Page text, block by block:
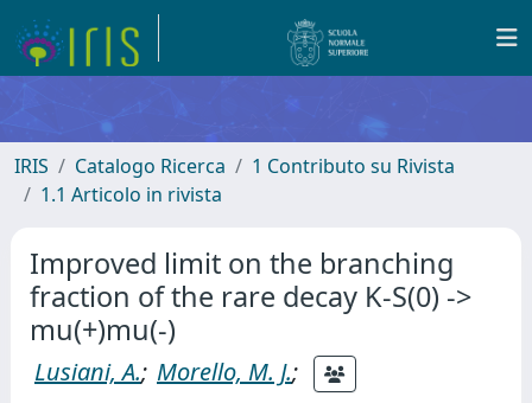
IRIS Catalogo Ricerca
1 Contributo su Rivista
1.1 Articolo in rivista
Improved limit on the branching
fraction of the rare decay K-S(0) ->
mu(+)mu(-)
Lusiani, A.; Morello, M. J.;